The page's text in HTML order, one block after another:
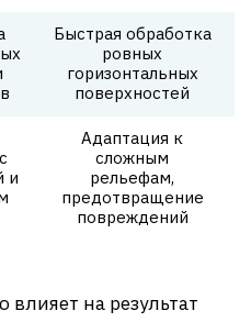
Быстрая обработка
ровных
горизонтальных
поверхностей
и
Адаптация к
сложным
рельефам,
предотвращение
повреждений
на результат